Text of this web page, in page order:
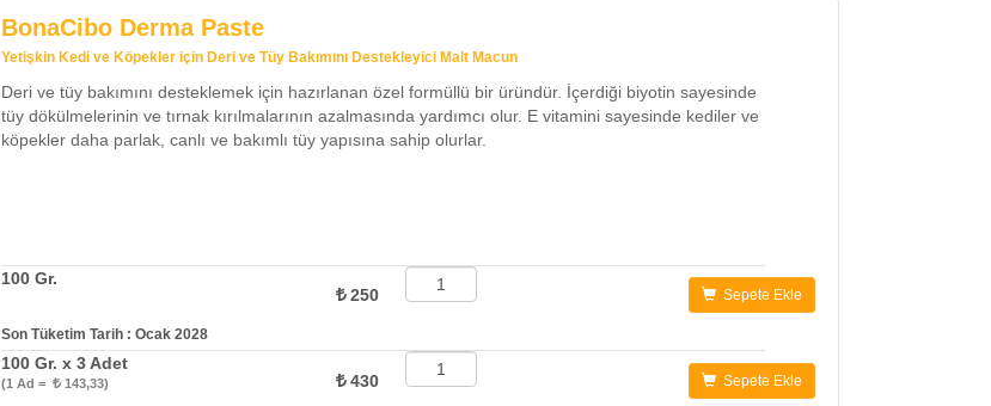
BonaCibo Derma Paste
Yetişkin Kedi ve Köpekler için Deri ve Tüy Bakımını Destekleyici Malt Macun
Deri ve tüy bakımını desteklemek için hazırlanan özel formüllü bir üründür. İçerdiği biyotin sayesinde
tüy dökülmelerinin ve tırnak kırılmalarının azalmasında yardımcı olur. E vitamini sayesinde kediler ve
köpekler daha parlak, canlı ve bakımlı tüy yapısına sahip olurlar.
100 Gr.
250
Sepete Ekle
Son Tüketim Tarih : Ocak 2028
100 Gr. x 3 Adet
(1 Ad = 143,33) 430 Sepete Ekle